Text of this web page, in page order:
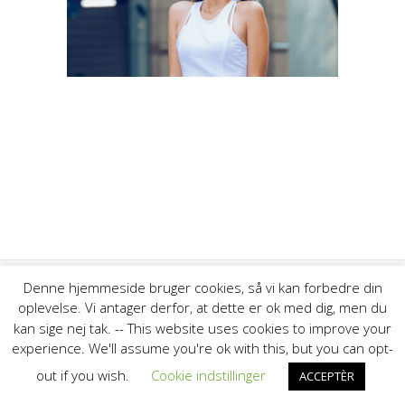
© 2026 Thyborøn Havns Fiskeriforening. Bygget ved at bruge
WordPress ogHighlight Theme
Denne hjemmeside bruger cookies, så vi kan forbedre din
oplevelse. Vi antager derfor, at dette er ok med dig, men du
kan sige nej tak. -- This website uses cookies to improve your
experience. We'll assume you're ok with this, but you can opt-
out if you wish.
Cookie indstillinger ACCEPTÈR